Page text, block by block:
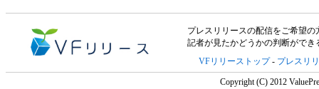
プレスリリースの配信をご希望の
記者が見たかどうかの判断がで
VFリリーストップ- プレスリ
Copyright (C) 2012